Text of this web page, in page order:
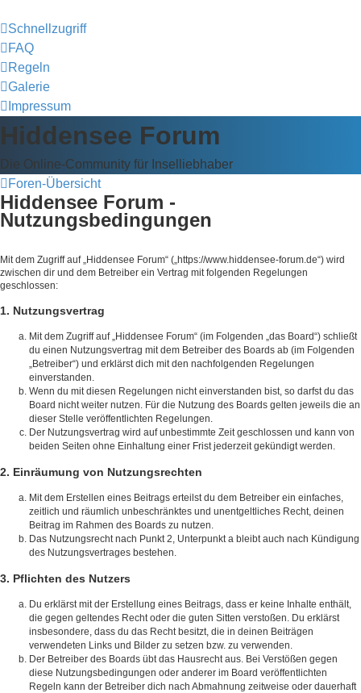
Schnellzugriff
FAQ
Regeln
Galerie
Impressum
Hiddensee Forum
Die Online-Community für Inselliebhaber
Foren-Übersicht
Hiddensee Forum -
Nutzungsbedingungen
Mit dem Zugriff auf „Hiddensee Forum“ („https://www.hiddensee-forum.de“) wird
zwischen dir und dem Betreiber ein Vertrag mit folgenden Regelungen
geschlossen:
1. Nutzungsvertrag
Mit dem Zugriff auf „Hiddensee Forum“ (im Folgenden „das Board“) schließt
du einen Nutzungsvertrag mit dem Betreiber des Boards ab (im Folgenden
„Betreiber“) und erklärst dich mit den nachfolgenden Regelungen
einverstanden.
Wenn du mit diesen Regelungen nicht einverstanden bist, so darfst du das
Board nicht weiter nutzen. Für die Nutzung des Boards gelten jeweils die an
dieser Stelle veröffentlichten Regelungen.
Der Nutzungsvertrag wird auf unbestimmte Zeit geschlossen und kann von
beiden Seiten ohne Einhaltung einer Frist jederzeit gekündigt werden.
2. Einräumung von Nutzungsrechten
Mit dem Erstellen eines Beitrags erteilst du dem Betreiber ein einfaches,
zeitlich und räumlich unbeschränktes und unentgeltliches Recht, deinen
Beitrag im Rahmen des Boards zu nutzen.
Das Nutzungsrecht nach Punkt 2, Unterpunkt a bleibt auch nach Kündigung
des Nutzungsvertrages bestehen.
3. Pflichten des Nutzers
Du erklärst mit der Erstellung eines Beitrags, dass er keine Inhalte enthält,
die gegen geltendes Recht oder die guten Sitten verstoßen. Du erklärst
insbesondere, dass du das Recht besitzt, die in deinen Beiträgen
verwendeten Links und Bilder zu setzen bzw. zu verwenden.
Der Betreiber des Boards übt das Hausrecht aus. Bei Verstößen gegen
diese Nutzungsbedingungen oder anderer im Board veröffentlichten
Regeln kann der Betreiber dich nach Abmahnung zeitweise oder dauerhaft